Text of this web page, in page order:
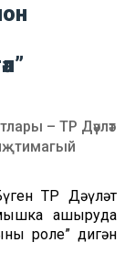
– ТР Дәүләт
ТР Дәүләт
ашыруда
роле” дигән